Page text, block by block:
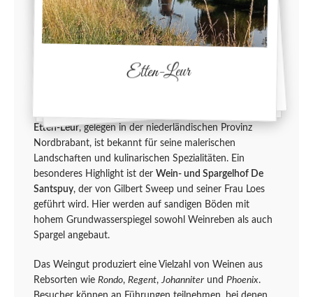
Etten-Leur, gelegen in der niederländischen Provinz
Nordbrabant, ist bekannt für seine malerischen
Landschaften und kulinarischen Spezialitäten. Ein
besonderes Highlight ist der Wein- und Spargelhof De
Santspuy, der von Gilbert Sweep und seiner Frau Loes
geführt wird. Hier werden auf sandigen Böden mit
hohem Grundwasserspiegel sowohl Weinreben als auch
Spargel angebaut.
Das Weingut produziert eine Vielzahl von Weinen aus
Rebsorten wie Rondo, Regent, Johanniter und Phoenix.
Etten-Leur